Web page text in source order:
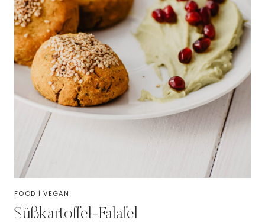
FOOD |VEGAN
Süßkartoffel-Falafel